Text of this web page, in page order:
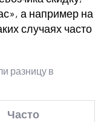
а например на
случаях часто
разницу в
Часто